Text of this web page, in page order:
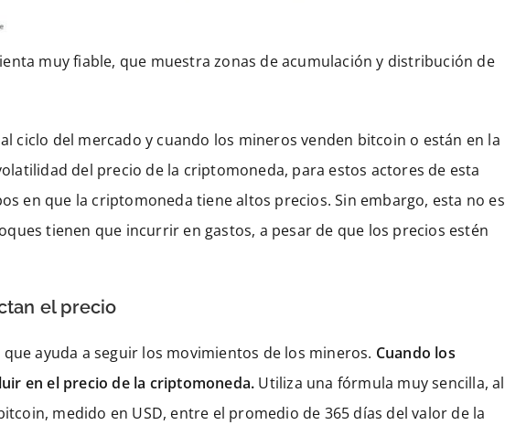
muy fiable, que muestra zonas de acumulación y distribución de
ciclo del mercado y cuando los mineros venden bitcoin o están en la
del precio de la criptomoneda, para estos actores de esta
en que la criptomoneda tiene altos precios. Sin embargo, esta no es
tienen que incurrir en gastos, a pesar de que los precios estén
el precio
ayuda a seguir los movimientos de los mineros. Cuando los
en el precio de la criptomoneda. Utiliza una fórmula muy sencilla, al
medido en USD, entre el promedio de 365 días del valor de la